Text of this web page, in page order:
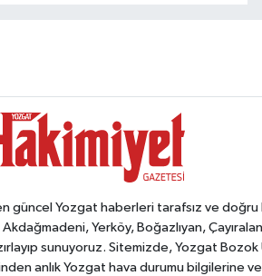
Yozgat haberleri tarafsız ve doğru
Yerköy, Boğazlıyan,
sunuyoruz. Sitemizde, Yozgat
anlık Yozgat hava durumu bilgilerine ve